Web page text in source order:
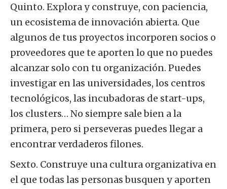
Quinto. Explora y construye, con paciencia,
un ecosistema de innovación abierta. Que
algunos de tus proyectos incorporen socios o
proveedores que te aporten lo que no puedes
alcanzar solo con tu organización. Puedes
investigar en las universidades, los centros
tecnológicos, las incubadoras de start-ups,
los clusters… No siempre sale bien a la
primera, pero si perseveras puedes llegar a
encontrar verdaderos filones.
Sexto. Construye una cultura organizativa en
el que todas las personas busquen y aporten